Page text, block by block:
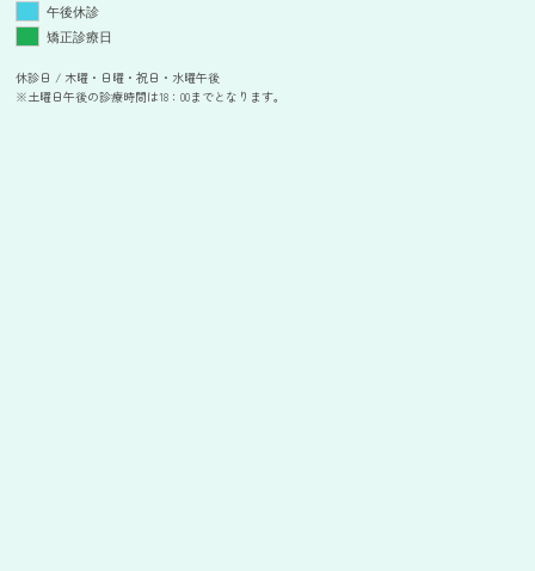
午後休診
矯正診療日
休診日 / 木曜・日曜・祝日・水曜午後
※土曜日午後の診療時間は18：00までとなります。